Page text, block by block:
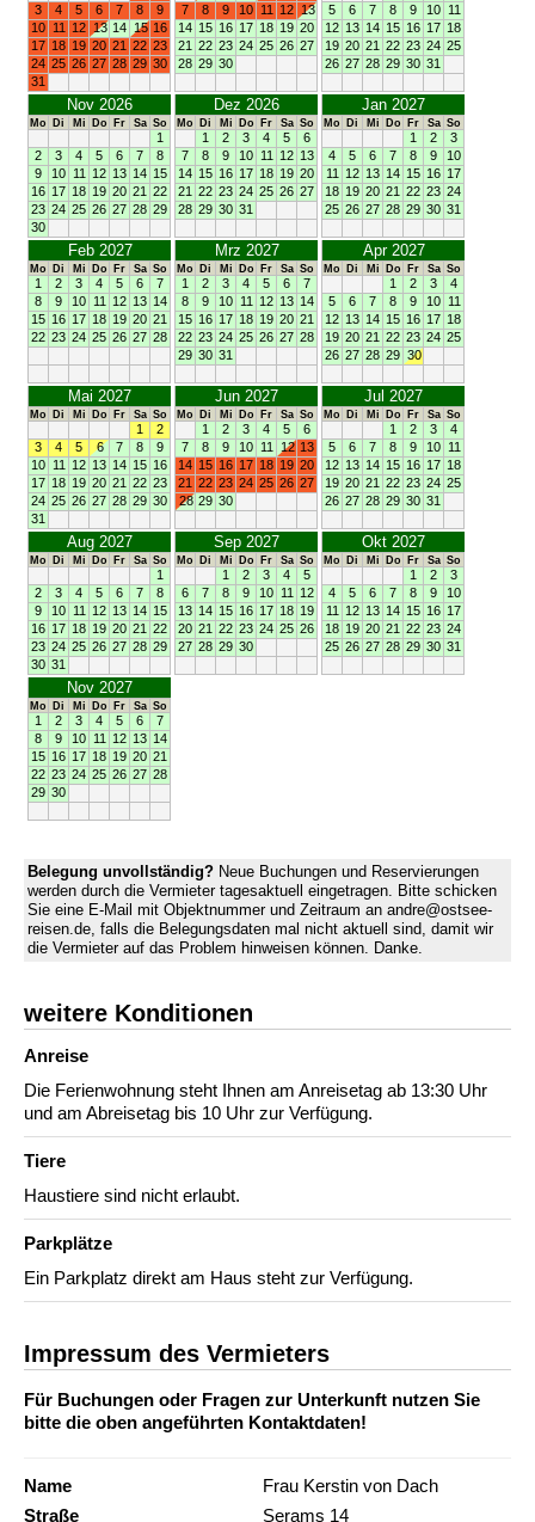
3
4 5 6 7 8
9
10 11 12 13 14 15 16
17 18 19 20 21 22 23
24 25 26 27 28 29 30
31
7
8 9 10 11 12 13
14 15 16 17 18 19 20
21 22 23 24 25 26 27
28 29 30
5
6 7 8 9 10 11
12 13 14 15 16 17 18
19 20 21 22 23 24 25
26 27 28 29 30 31
Nov 2026
Mo Di Mi Do Fr Sa So
1
2
3 4 5 6 7
8
9
10 11 12 13 14 15
16 17 18 19 20 21 22
23 24 25 26 27 28 29
30
Dez 2026
Mo Di Mi Do Fr Sa So
1 2 3 4 5
6
7
8 9 10 11 12 13
14 15 16 17 18 19 20
21 22 23 24 25 26 27
28 29 30 31
Jan 2027
Mo Di Mi Do Fr Sa So
1 2
3
4
5 6 7 8 9
10
11
12 13 14 15 16 17
18 19 20 21 22 23 24
25 26 27 28 29 30 31
Feb 2027
Mo Di Mi Do Fr Sa So
1 2 3 4 5 6
7
8
9 10 11 12 13 14
15 16 17 18 19 20 21
22 23 24 25 26 27 28
Mrz 2027
Mo Di Mi Do Fr Sa So
1 2 3 4 5 6
7
8
9 10 11 12 13 14
15 16 17 18 19 20 21
22 23 24 25 26 27 28
29 30 31
Apr 2027
Mo Di Mi Do Fr Sa So
1 2 3
4
5
6 7 8 9 10 11
12 13 14 15 16 17 18
19 20 21 22 23 24 25
26 27 28 29 30
Mai 2027
Mo Di Mi Do Fr Sa So
1
2
3
4 5 6 7 8
9
10 11 12 13 14 15 16
17 18 19 20 21 22 23
24 25 26 27 28 29 30
31
Jun 2027
Mo Di Mi Do Fr Sa So
1 2 3 4 5
6
7
8 9 10 11 12 13
14 15 16 17 18 19 20
21 22 23 24 25 26 27
28 29 30
Jul 2027
Mo Di Mi Do Fr Sa So
1 2 3
4
5
6 7 8 9 10 11
12 13 14 15 16 17 18
19 20 21 22 23 24 25
26 27 28 29 30 31
Aug 2027
Mo Di Mi Do Fr Sa So
1
2
3 4 5 6 7
8
9
10 11 12 13 14 15
16 17 18 19 20 21 22
23 24 25 26 27 28 29
30 31
Sep 2027
Mo Di Mi Do Fr Sa So
1 2 3 4
5
6
7 8 9 10 11
12
13 14 15 16 17 18 19
20 21 22 23 24 25 26
27 28 29 30
Okt 2027
Mo Di Mi Do Fr Sa So
1 2
3
4
5 6 7 8 9
10
11
12 13 14 15 16 17
18 19 20 21 22 23 24
25 26 27 28 29 30 31
Nov 2027
Mo Di Mi Do Fr Sa So
1 2 3 4 5 6
7
8
9 10 11 12 13 14
15 16 17 18 19 20 21
22 23 24 25 26 27 28
29 30
Belegung unvollständig? Neue Buchungen und Reservierungen
werden durch die Vermieter tagesaktuell eingetragen. Bitte schicken
Sie eine E-Mail mit Objektnummer und Zeitraum an andre@ostsee-
reisen.de, falls die Belegungsdaten mal nicht aktuell sind, damit wir
die Vermieter auf das Problem hinweisen können. Danke.
weitere Konditionen
Anreise
Die Ferienwohnung steht Ihnen am Anreisetag ab 13:30 Uhr
und am Abreisetag bis 10 Uhr zur Verfügung.
Tiere
Haustiere sind nicht erlaubt.
Parkplätze
Ein Parkplatz direkt am Haus steht zur Verfügung.
Impressum des Vermieters
Für Buchungen oder Fragen zur Unterkunft nutzen Sie
bitte die oben angeführten Kontaktdaten!
Name
Frau Kerstin von Dach
Straße
Serams 14